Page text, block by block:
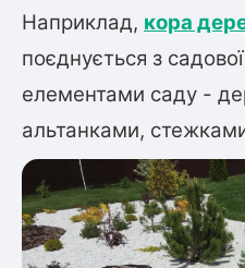
Наприклад, кора
поєднується з
елементами саду -
альтанками,